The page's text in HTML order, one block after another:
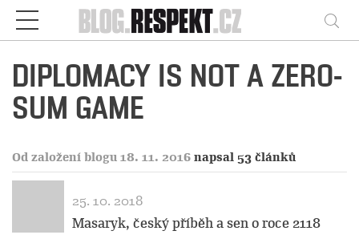
Respekt
DIPLOMACY IS NOT A ZERO-
SUM GAME
Od založení blogu 18. 11. 2016 napsal 53 článků
25. 10. 2018
Masaryk, český příběh a sen o roce 2118